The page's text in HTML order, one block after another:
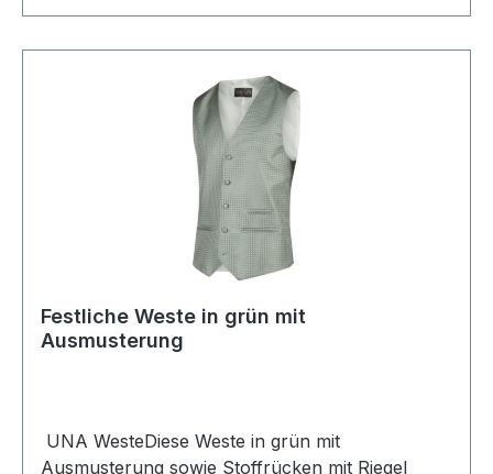
Festliche Weste in grün mit
Ausmusterung
UNA WesteDiese Weste in grün mit
Ausmusterung sowie Stoffrücken mit Riegel